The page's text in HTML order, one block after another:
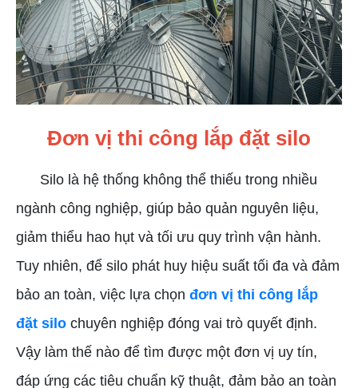
Đơn vị thi công lắp đặt silo
Silo là hệ thống không thể thiếu trong nhiều
ngành công nghiệp, giúp bảo quản nguyên liệu,
giảm thiểu hao hụt và tối ưu quy trình vận hành.
Tuy nhiên, để silo phát huy hiệu suất tối đa và đảm
bảo an toàn, việc lựa chọn đơn vị thi công lắp
đặt silo chuyên nghiệp đóng vai trò quyết định.
Vậy làm thế nào để tìm được một đơn vị uy tín,
đáp ứng các tiêu chuẩn kỹ thuật, đảm bảo an toàn